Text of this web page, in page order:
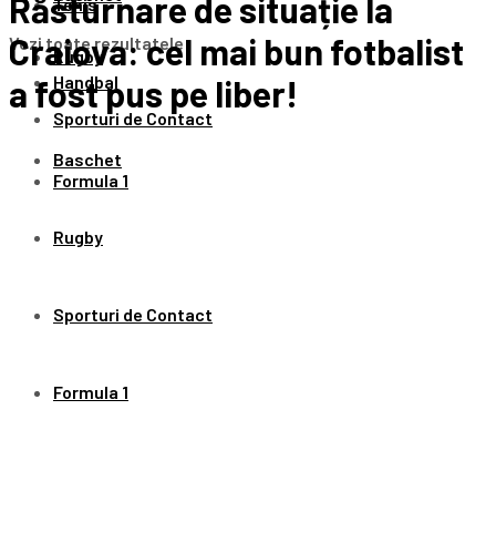
Rugby
Sporturi de Contact
Formula 1
Handbal
Baschet
Rugby
Sporturi de Contact
Formula 1
Vezi toate rezultatele
Răsturnare de situație la
Craiova: cel mai bun fotbalist
a fost pus pe liber!